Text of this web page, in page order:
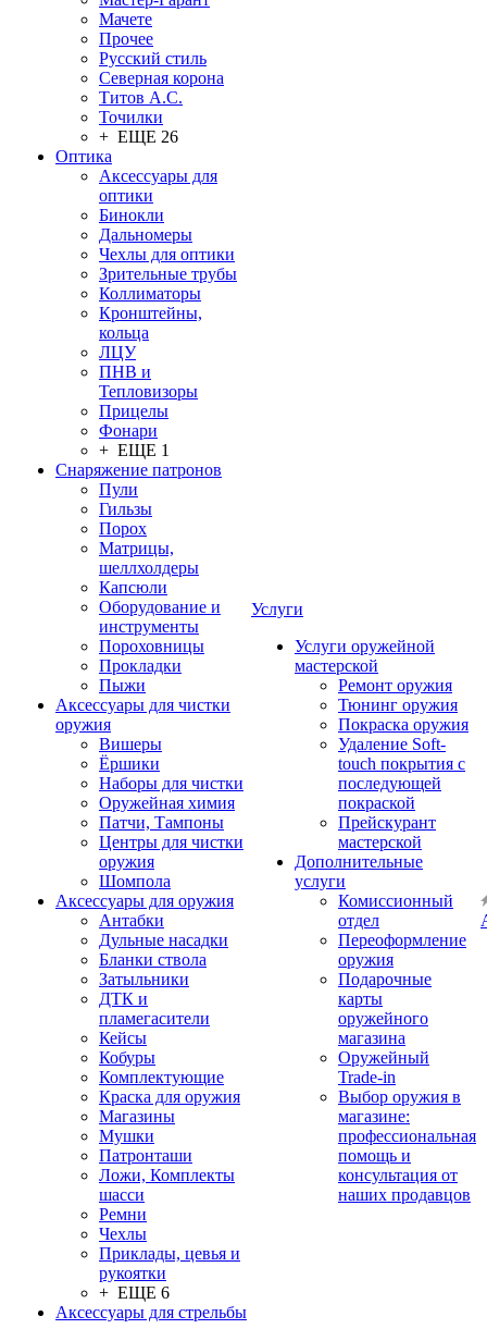
Мачете
Прочее
Русский стиль
Северная корона
Титов А.С.
Точилки
+ ЕЩЕ 26
Оптика
Аксессуары для
оптики
Бинокли
Дальномеры
Чехлы для оптики
Зрительные трубы
Коллиматоры
Кронштейны,
кольца
ЛЦУ
ПНВ и
Тепловизоры
Прицелы
Фонари
+ ЕЩЕ 1
Снаряжение патронов
Пули
Гильзы
Порох
Матрицы,
шеллхолдеры
Капсюли
Оборудование и
инструменты
Пороховницы
Прокладки
Пыжи
Аксессуары для чистки
оружия
Вишеры
Ёршики
Наборы для чистки
Оружейная химия
Патчи, Тампоны
Центры для чистки
оружия
Шомпола
Аксессуары для оружия
Антабки
Дульные насадки
Бланки ствола
Затыльники
ДТК и
пламегасители
Кейсы
Кобуры
Комплектующие
Краска для оружия
Магазины
Мушки
Патронташи
Ложи, Комплекты
шасси
Ремни
Чехлы
Приклады, цевья и
рукоятки
+ ЕЩЕ 6
Аксессуары для стрельбы
Услуги
Услуги оружейной
мастерской
Ремонт оружия
Тюнинг оружия
Покраска оружия
Удаление Soft-
touch покрытия с
последующей
покраской
Прейскурант
мастерской
Дополнительные
услуги
Комиссионный
отдел
Переоформление
оружия
Подарочные
карты
оружейного
магазина
Оружейный
Trade-in
Выбор оружия в
магазине:
профессиональная
помощь и
консультация от
наших продавцов